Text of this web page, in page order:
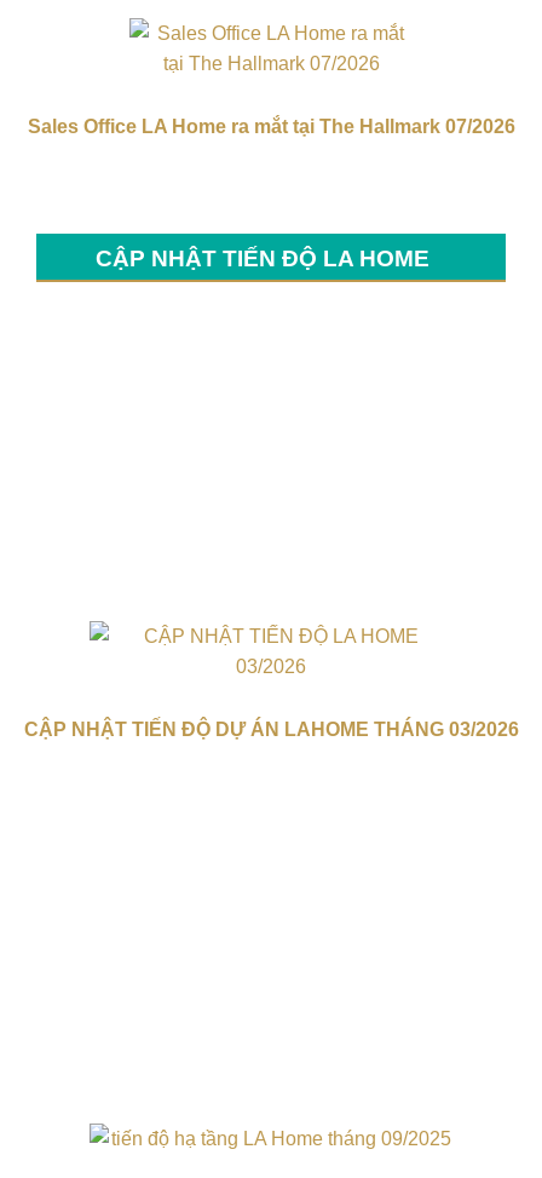
Sales Office LA Home ra mắt tại The Hallmark 07/2026
CẬP NHẬT TIẾN ĐỘ LA HOME
CẬP NHẬT TIẾN ĐỘ DỰ ÁN LAHOME THÁNG 03/2026